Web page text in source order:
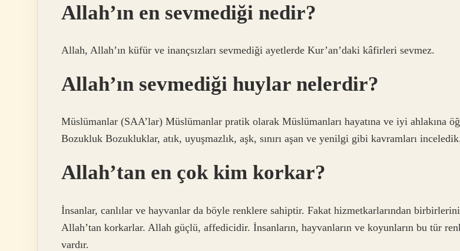
Allah’ın en sevmediği nedir?
Allah, Allah’ın küfür ve inançsızları sevmediği ayetlerde Kur’an’daki kâfirleri sevmez.
Allah’ın sevmediği huylar nelerdir?
Müslümanlar (SAA’lar) Müslümanlar pratik olarak Müslümanları hayatına ve iyi ahlakına
Bozukluk Bozukluklar, atık, uyuşmazlık, aşk, sınırı aşan ve yenilgi gibi kavramları
Allah’tan en çok kim korkar?
İnsanlar, canlılar ve hayvanlar da böyle renklere sahiptir. Fakat hizmetkarlarından
Allah’tan korkarlar. Allah güçlü, affedicidir. İnsanların, hayvanların ve koyunların bu tür
vardır.